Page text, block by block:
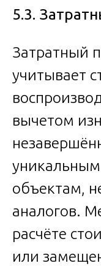
5.3.
Затратный
учитывает
вычетом
объектам,
аналогов.
расчёте
или